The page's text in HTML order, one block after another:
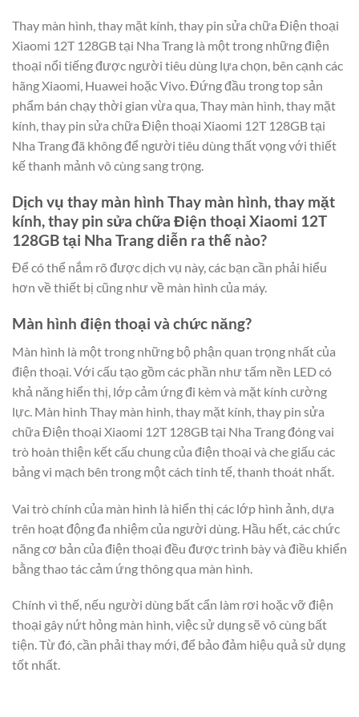
Thay màn hình, thay mặt kính, thay pin sửa chữa Điện thoại
Xiaomi 12T 128GB tại Nha Trang là một trong những điện
thoại nổi tiếng được người tiêu dùng lựa chọn, bên cạnh các
hãng Xiaomi, Huawei hoặc Vivo. Đứng đầu trong top sản
phẩm bán chạy thời gian vừa qua, Thay màn hình, thay mặt
kính, thay pin sửa chữa Điện thoại Xiaomi 12T 128GB tại
Nha Trang đã không để người tiêu dùng thất vọng với thiết
kế thanh mảnh vô cùng sang trọng.
Dịch vụ thay màn hình Thay màn hình, thay mặt
kính, thay pin sửa chữa Điện thoại Xiaomi 12T
128GB tại Nha Trang diễn ra thế nào?
Để có thể nắm rõ được dịch vụ này, các bạn cần phải hiểu
hơn về thiết bị cũng như về màn hình của máy.
Màn hình điện thoại và chức năng?
Màn hình là một trong những bộ phận quan trọng nhất của
điện thoại. Với cấu tạo gồm các phần như tấm nền LED có
khả năng hiển thị, lớp cảm ứng đi kèm và mặt kính cường
lực. Màn hình Thay màn hình, thay mặt kính, thay pin sửa
chữa Điện thoại Xiaomi 12T 128GB tại Nha Trang đóng vai
trò hoàn thiện kết cấu chung của điện thoại và che giấu các
bảng vi mạch bên trong một cách tinh tế, thanh thoát nhất.
Vai trò chính của màn hình là hiển thị các lớp hình ảnh, dựa
trên hoạt động đa nhiệm của người dùng. Hầu hết, các chức
năng cơ bản của điện thoại đều được trình bày và điều khiển
bằng thao tác cảm ứng thông qua màn hình.
Chính vì thế, nếu người dùng bất cẩn làm rơi hoặc vỡ điện
thoại gây nứt hỏng màn hình, việc sử dụng sẽ vô cùng bất
tiện. Từ đó, cần phải thay mới, để bảo đảm hiệu quả sử dụng
tốt nhất.